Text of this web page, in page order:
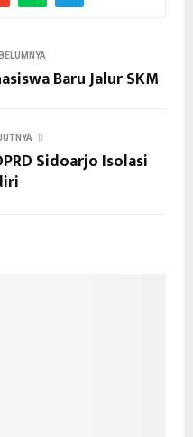
Baru Jalur SKM
Sidoarjo Isolasi